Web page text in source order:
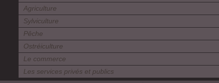
Agriculture
Sylviculture
Pêche
Ostréiculture
Le commerce
Les services privés et publics